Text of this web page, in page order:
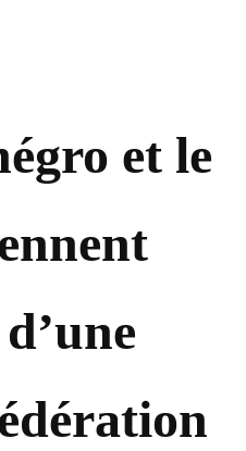
et le